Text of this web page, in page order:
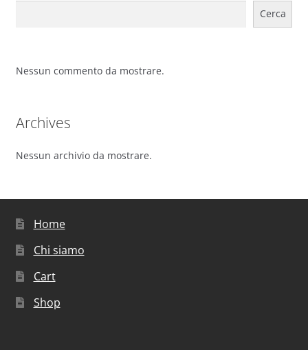
Cerca
Nessun commento da mostrare.
Archives
Nessun archivio da mostrare.
Home
Chi siamo
Cart
Shop